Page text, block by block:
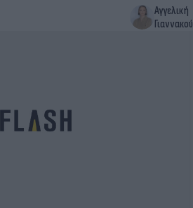
Αγγελική
Γιαννακού